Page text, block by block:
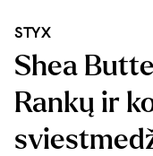
STYX
Shea
Rankų ir